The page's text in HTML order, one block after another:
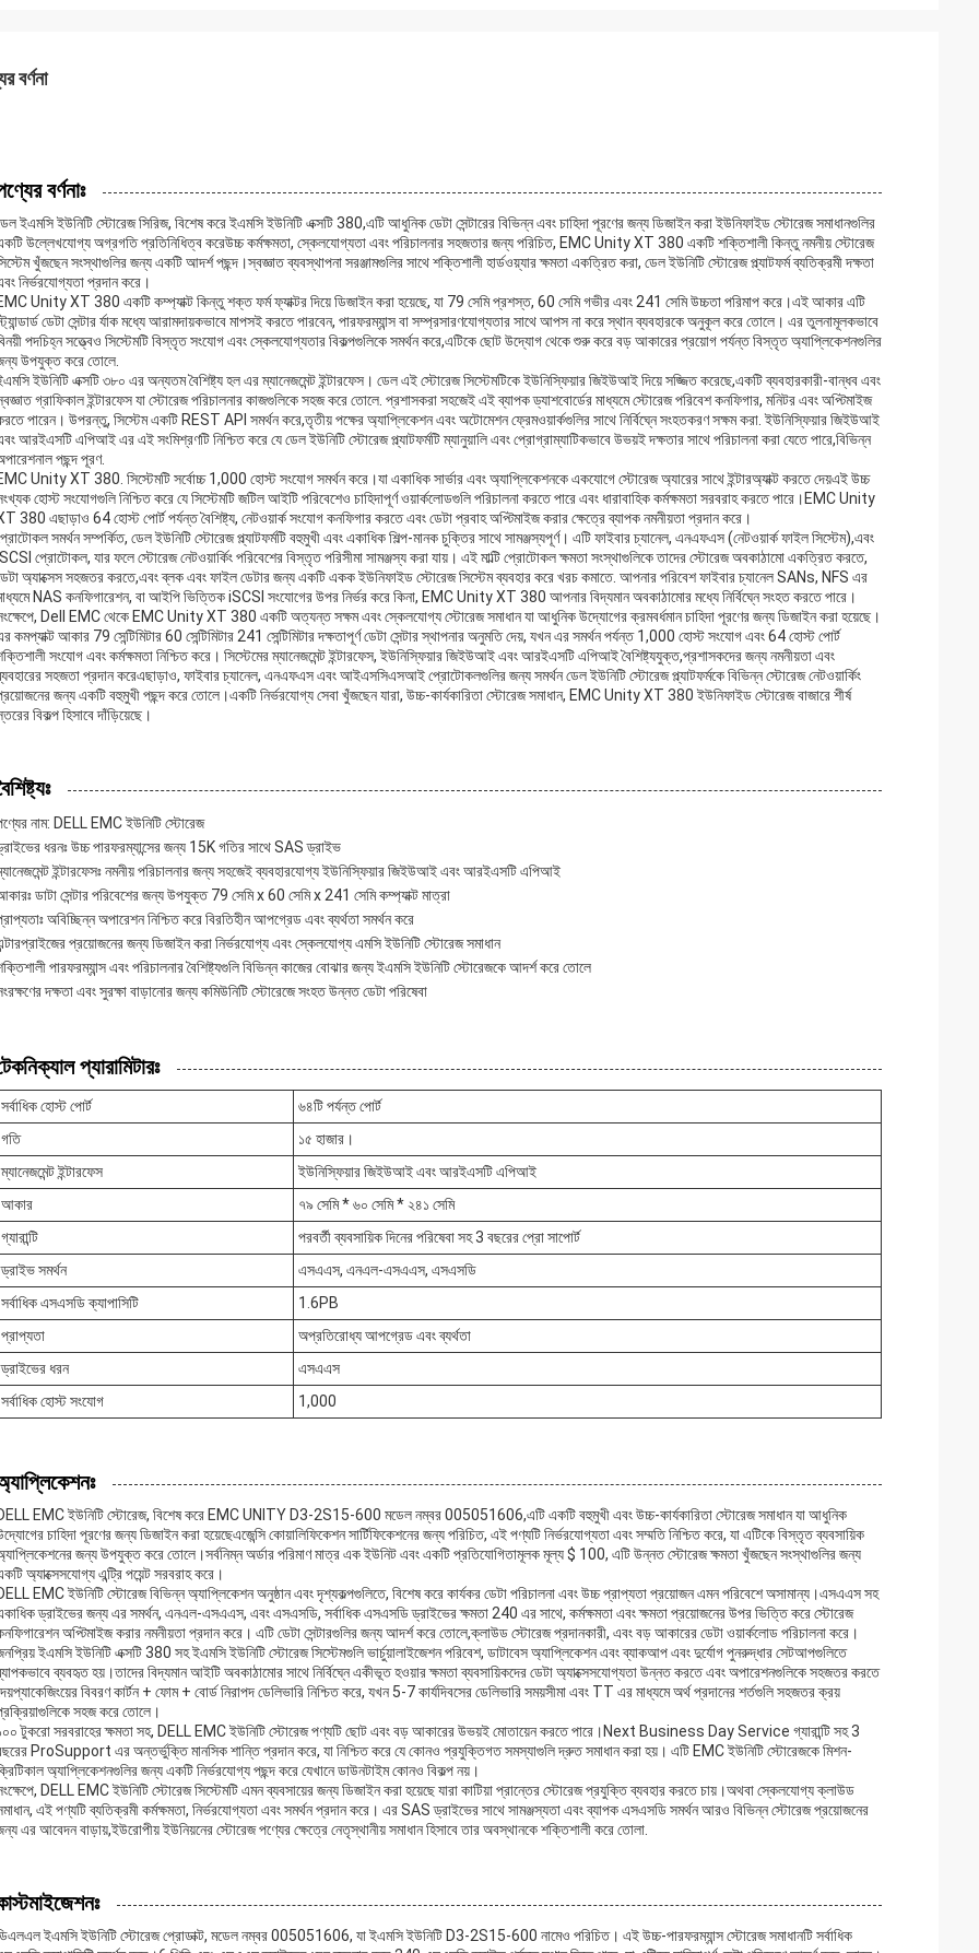
বর্ণনা
বর্ণনাঃ
ইএমসি ইউনিটি স্টোরেজ সিরিজ, বিশেষ করে ইএমসি ইউনিটি এক্সটি 380,এটি আধুনিক ডেটা সেন্টারের বিভিন্ন এবং চাহিদা পূরণের জন্য ডিজাইন করা ইউনিফাইড স্টোরেজ সমাধানগুলির
উল্লেখযোগ্য অগ্রগতি প্রতিনিধিত্ব করেউচ্চ কর্মক্ষমতা, স্কেলযোগ্যতা এবং পরিচালনার সহজতার জন্য পরিচিত, EMC Unity XT 380 একটি শক্তিশালী কিন্তু নমনীয় স্টোরেজ
খুঁজছেন সংস্থাগুলির জন্য একটি আদর্শ পছন্দ।স্বজ্ঞাত ব্যবস্থাপনা সরঞ্জামগুলির সাথে শক্তিশালী হার্ডওয়্যার ক্ষমতা একত্রিত করা, ডেল ইউনিটি স্টোরেজ প্ল্যাটফর্ম ব্যতিক্রমী দক্ষতা
নির্ভরযোগ্যতা প্রদান করে।
Unity XT 380 একটি কম্প্যাক্ট কিন্তু শক্ত ফর্ম ফ্যাক্টর দিয়ে ডিজাইন করা হয়েছে, যা 79 সেমি প্রশস্ত, 60 সেমি গভীর এবং 241 সেমি উচ্চতা পরিমাপ করে।এই আকার এটি
ডেটা সেন্টার র্যাক মধ্যে আরামদায়কভাবে মাপসই করতে পারবেন, পারফরম্যান্স বা সম্প্রসারণযোগ্যতার সাথে আপস না করে স্থান ব্যবহারকে অনুকূল করে তোলে। এর তুলনামূলকভাবে
পদচিহ্ন সত্ত্বেও সিস্টেমটি বিস্তৃত সংযোগ এবং স্কেলযোগ্যতার বিকল্পগুলিকে সমর্থন করে,এটিকে ছোট উদ্যোগ থেকে শুরু করে বড় আকারের প্রয়োগ পর্যন্ত বিস্তৃত অ্যাপ্লিকেশনগুলির
উপযুক্ত করে তোলে.
ইউনিটি এক্সটি ৩৮০ এর অন্যতম বৈশিষ্ট্য হল এর ম্যানেজমেন্ট ইন্টারফেস। ডেল এই স্টোরেজ সিস্টেমটিকে ইউনিস্ফিয়ার জিইউআই দিয়ে সজ্জিত করেছে,একটি ব্যবহারকারী-বান্ধব এবং
গ্রাফিকাল ইন্টারফেস যা স্টোরেজ পরিচালনার কাজগুলিকে সহজ করে তোলে. প্রশাসকরা সহজেই এই ব্যাপক ড্যাশবোর্ডের মাধ্যমে স্টোরেজ পরিবেশ কনফিগার, মনিটর এবং অপ্টিমাইজ
পারেন। উপরন্তু, সিস্টেম একটি REST API সমর্থন করে,তৃতীয় পক্ষের অ্যাপ্লিকেশন এবং অটোমেশন ফ্রেমওয়ার্কগুলির সাথে নির্বিঘ্নে সংহতকরণ সক্ষম করা. ইউনিস্ফিয়ার জিইউআই
আরইএসটি এপিআই এর এই সংমিশ্রণটি নিশ্চিত করে যে ডেল ইউনিটি স্টোরেজ প্ল্যাটফর্মটি ম্যানুয়ালি এবং প্রোগ্রাম্যাটিকভাবে উভয়ই দক্ষতার সাথে পরিচালনা করা যেতে পারে,বিভিন্ন
পছন্দ পূরণ.
Unity XT 380. সিস্টেমটি সর্বোচ্চ 1,000 হোস্ট সংযোগ সমর্থন করে।যা একাধিক সার্ভার এবং অ্যাপ্লিকেশনকে একযোগে স্টোরেজ অ্যারের সাথে ইন্টারঅ্যাক্ট করতে দেয়এই উচ্চ
হোস্ট সংযোগগুলি নিশ্চিত করে যে সিস্টেমটি জটিল আইটি পরিবেশেও চাহিদাপূর্ণ ওয়ার্কলোডগুলি পরিচালনা করতে পারে এবং ধারাবাহিক কর্মক্ষমতা সরবরাহ করতে পারে।EMC Unity
380 এছাড়াও 64 হোস্ট পোর্ট পর্যন্ত বৈশিষ্ট্য, নেটওয়ার্ক সংযোগ কনফিগার করতে এবং ডেটা প্রবাহ অপ্টিমাইজ করার ক্ষেত্রে ব্যাপক নমনীয়তা প্রদান করে।
সমর্থন সম্পর্কিত, ডেল ইউনিটি স্টোরেজ প্ল্যাটফর্মটি বহুমুখী এবং একাধিক শিল্প-মানক চুক্তির সাথে সামঞ্জস্যপূর্ণ। এটি ফাইবার চ্যানেল, এনএফএস (নেটওয়ার্ক ফাইল সিস্টেম),এবং
প্রোটোকল, যার ফলে স্টোরেজ নেটওয়ার্কিং পরিবেশের বিস্তৃত পরিসীমা সামঞ্জস্য করা যায়। এই মাল্টি প্রোটোকল ক্ষমতা সংস্থাগুলিকে তাদের স্টোরেজ অবকাঠামো একত্রিত করতে,
অ্যাক্সেস সহজতর করতে,এবং ব্লক এবং ফাইল ডেটার জন্য একটি একক ইউনিফাইড স্টোরেজ সিস্টেম ব্যবহার করে খরচ কমাতে. আপনার পরিবেশ ফাইবার চ্যানেল SANs, NFS এর
NAS কনফিগারেশন, বা আইপি ভিত্তিক iSCSI সংযোগের উপর নির্ভর করে কিনা, EMC Unity XT 380 আপনার বিদ্যমান অবকাঠামোর মধ্যে নির্বিঘ্নে সংহত করতে পারে।
Dell EMC থেকে EMC Unity XT 380 একটি অত্যন্ত সক্ষম এবং স্কেলযোগ্য স্টোরেজ সমাধান যা আধুনিক উদ্যোগের ক্রমবর্ধমান চাহিদা পূরণের জন্য ডিজাইন করা হয়েছে।
কমপ্যাক্ট আকার 79 সেন্টিমিটার 60 সেন্টিমিটার 241 সেন্টিমিটার দক্ষতাপূর্ণ ডেটা সেন্টার স্থাপনার অনুমতি দেয়, যখন এর সমর্থন পর্যন্ত 1,000 হোস্ট সংযোগ এবং 64 হোস্ট পোর্ট
সংযোগ এবং কর্মক্ষমতা নিশ্চিত করে। সিস্টেমের ম্যানেজমেন্ট ইন্টারফেস, ইউনিস্ফিয়ার জিইউআই এবং আরইএসটি এপিআই বৈশিষ্ট্যযুক্ত,প্রশাসকদের জন্য নমনীয়তা এবং
সহজতা প্রদান করেএছাড়াও, ফাইবার চ্যানেল, এনএফএস এবং আইএসসিএসআই প্রোটোকলগুলির জন্য সমর্থন ডেল ইউনিটি স্টোরেজ প্ল্যাটফর্মকে বিভিন্ন স্টোরেজ নেটওয়ার্কিং
জন্য একটি বহুমুখী পছন্দ করে তোলে।একটি নির্ভরযোগ্য সেবা খুঁজছেন যারা, উচ্চ-কার্যকারিতা স্টোরেজ সমাধান, EMC Unity XT 380 ইউনিফাইড স্টোরেজ বাজারে শীর্ষ
বিকল্প হিসাবে দাঁড়িয়েছে।
নাম: DELL EMC ইউনিটি স্টোরেজ
ধরনঃ উচ্চ পারফরম্যান্সের জন্য 15K গতির সাথে SAS ড্রাইভ
ইন্টারফেসঃ নমনীয় পরিচালনার জন্য সহজেই ব্যবহারযোগ্য ইউনিস্ফিয়ার জিইউআই এবং আরইএসটি এপিআই
ডাটা সেন্টার পরিবেশের জন্য উপযুক্ত 79 সেমি x 60 সেমি x 241 সেমি কম্প্যাক্ট মাত্রা
অবিচ্ছিন্ন অপারেশন নিশ্চিত করে বিরতিহীন আপগ্রেড এবং ব্যর্থতা সমর্থন করে
প্রয়োজনের জন্য ডিজাইন করা নির্ভরযোগ্য এবং স্কেলযোগ্য এমসি ইউনিটি স্টোরেজ সমাধান
পারফরম্যান্স এবং পরিচালনার বৈশিষ্ট্যগুলি বিভিন্ন কাজের বোঝার জন্য ইএমসি ইউনিটি স্টোরেজকে আদর্শ করে তোলে
দক্ষতা এবং সুরক্ষা বাড়ানোর জন্য কমিউনিটি স্টোরেজে সংহত উন্নত ডেটা পরিষেবা
প্যারামিটারঃ
সর্বাধিক হোস্ট পোর্ট
৬৪টি পর্যন্ত পোর্ট
গতি
১৫ হাজার।
ম্যানেজমেন্ট ইন্টারফেস
ইউনিস্ফিয়ার জিইউআই এবং আরইএসটি এপিআই
আকার
৭৯ সেমি * ৬০ সেমি * ২৪১ সেমি
গ্যারান্টি
পরবর্তী ব্যবসায়িক দিনের পরিষেবা সহ 3 বছরের প্রো সাপোর্ট
ড্রাইভ সমর্থন
এসএএস, এনএল-এসএএস, এসএসডি
সর্বাধিক এসএসডি ক্যাপাসিটি
1.6PB
প্রাপ্যতা
অপ্রতিরোধ্য আপগ্রেড এবং ব্যর্থতা
ড্রাইভের ধরন
এসএএস
সর্বাধিক হোস্ট সংযোগ
1,000
EMC ইউনিটি স্টোরেজ, বিশেষ করে EMC UNITY D3-2S15-600 মডেল নম্বর 005051606,এটি একটি বহুমুখী এবং উচ্চ-কার্যকারিতা স্টোরেজ সমাধান যা আধুনিক
চাহিদা পূরণের জন্য ডিজাইন করা হয়েছেএজেন্সি কোয়ালিফিকেশন সার্টিফিকেশনের জন্য পরিচিত, এই পণ্যটি নির্ভরযোগ্যতা এবং সম্মতি নিশ্চিত করে, যা এটিকে বিস্তৃত ব্যবসায়িক
জন্য উপযুক্ত করে তোলে।সর্বনিম্ন অর্ডার পরিমাণ মাত্র এক ইউনিট এবং একটি প্রতিযোগিতামূলক মূল্য $ 100, এটি উন্নত স্টোরেজ ক্ষমতা খুঁজছেন সংস্থাগুলির জন্য
অ্যাক্সেসযোগ্য এন্ট্রি পয়েন্ট সরবরাহ করে।
EMC ইউনিটি স্টোরেজ বিভিন্ন অ্যাপ্লিকেশন অনুষ্ঠান এবং দৃশ্যকল্পগুলিতে, বিশেষ করে কার্যকর ডেটা পরিচালনা এবং উচ্চ প্রাপ্যতা প্রয়োজন এমন পরিবেশে অসামান্য।এসএএস সহ
ড্রাইভের জন্য এর সমর্থন, এনএল-এসএএস, এবং এসএসডি, সর্বাধিক এসএসডি ড্রাইভের ক্ষমতা 240 এর সাথে, কর্মক্ষমতা এবং ক্ষমতা প্রয়োজনের উপর ভিত্তি করে স্টোরেজ
অপ্টিমাইজ করার নমনীয়তা প্রদান করে। এটি ডেটা সেন্টারগুলির জন্য আদর্শ করে তোলে,ক্লাউড স্টোরেজ প্রদানকারী, এবং বড় আকারের ডেটা ওয়ার্কলোড পরিচালনা করে।
ইএমসি ইউনিটি এক্সটি 380 সহ ইএমসি ইউনিটি স্টোরেজ সিস্টেমগুলি ভার্চুয়ালাইজেশন পরিবেশ, ডাটাবেস অ্যাপ্লিকেশন এবং ব্যাকআপ এবং দুর্যোগ পুনরুদ্ধার সেটআপগুলিতে
ব্যবহৃত হয়।তাদের বিদ্যমান আইটি অবকাঠামোর সাথে নির্বিঘ্নে একীভূত হওয়ার ক্ষমতা ব্যবসায়িকদের ডেটা অ্যাক্সেসযোগ্যতা উন্নত করতে এবং অপারেশনগুলিকে সহজতর করতে
বিবরণ কার্টন + ফোম + বোর্ড নিরাপদ ডেলিভারি নিশ্চিত করে, যখন 5-7 কার্যদিবসের ডেলিভারি সময়সীমা এবং TT এর মাধ্যমে অর্থ প্রদানের শর্তগুলি সহজতর ক্রয়
সহজ করে তোলে।
টুকরো সরবরাহের ক্ষমতা সহ, DELL EMC ইউনিটি স্টোরেজ পণ্যটি ছোট এবং বড় আকারের উভয়ই মোতায়েন করতে পারে।Next Business Day Service গ্যারান্টি সহ 3
ProSupport এর অন্তর্ভুক্তি মানসিক শান্তি প্রদান করে, যা নিশ্চিত করে যে কোনও প্রযুক্তিগত সমস্যাগুলি দ্রুত সমাধান করা হয়। এটি EMC ইউনিটি স্টোরেজকে মিশন-
অ্যাপ্লিকেশনগুলির জন্য একটি নির্ভরযোগ্য পছন্দ করে যেখানে ডাউনটাইম কোনও বিকল্প নয়।
DELL EMC ইউনিটি স্টোরেজ সিস্টেমটি এমন ব্যবসায়ের জন্য ডিজাইন করা হয়েছে যারা কাটিয়া প্রান্তের স্টোরেজ প্রযুক্তি ব্যবহার করতে চায়।অথবা স্কেলযোগ্য ক্লাউড
এই পণ্যটি ব্যতিক্রমী কর্মক্ষমতা, নির্ভরযোগ্যতা এবং সমর্থন প্রদান করে। এর SAS ড্রাইভের সাথে সামঞ্জস্যতা এবং ব্যাপক এসএসডি সমর্থন আরও বিভিন্ন স্টোরেজ প্রয়োজনের
এর আবেদন বাড়ায়,ইউরোপীয় ইউনিয়নের স্টোরেজ পণ্যের ক্ষেত্রে নেতৃস্থানীয় সমাধান হিসাবে তার অবস্থানকে শক্তিশালী করে তোলা.
ইএমসি ইউনিটি স্টোরেজ প্রোডাক্ট, মডেল নম্বর 005051606, যা ইএমসি ইউনিটি D3-2S15-600 নামেও পরিচিত। এই উচ্চ-পারফরম্যান্স স্টোরেজ সমাধানটি সর্বাধিক